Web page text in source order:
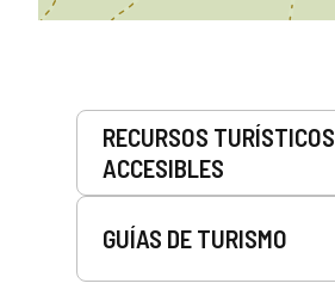
Servicios
RECURSOS TURÍSTICOS
ACCESIBLES
GUÍAS DE TURISMO